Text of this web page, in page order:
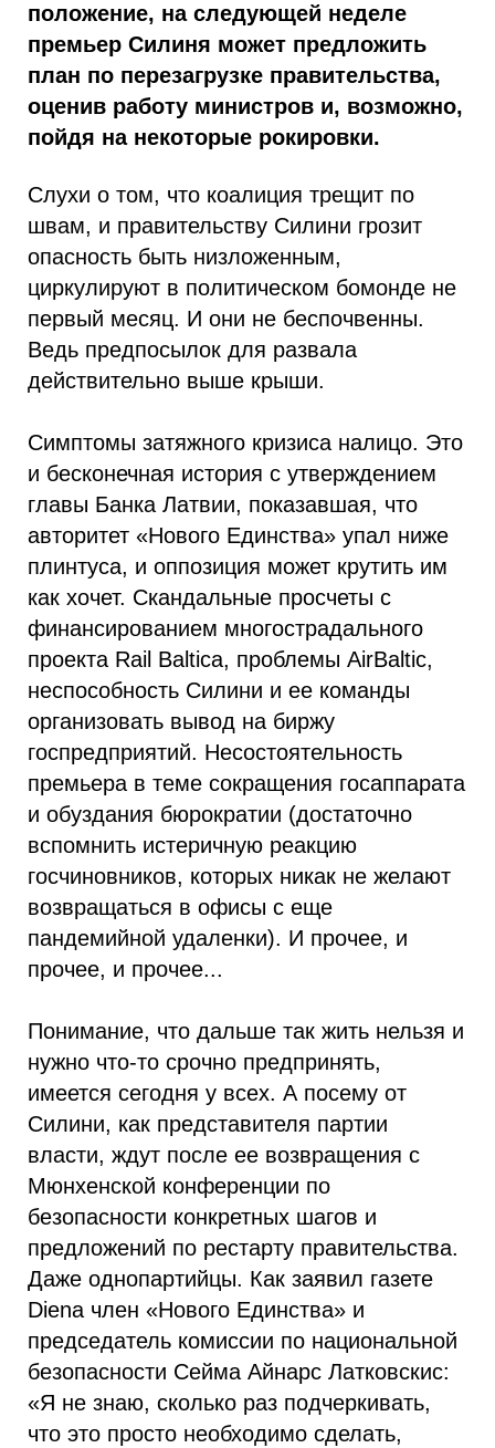
положение, на следующей неделе
премьер Силиня может предложить
план по перезагрузке правительства,
оценив работу министров и, возможно,
пойдя на некоторые рокировки.
Слухи о том, что коалиция трещит по
швам, и правительству Силини грозит
опасность быть низложенным,
циркулируют в политическом бомонде не
первый месяц. И они не беспочвенны.
Ведь предпосылок для развала
действительно выше крыши.
Симптомы затяжного кризиса налицо. Это
и бесконечная история с утверждением
главы Банка Латвии, показавшая, что
авторитет «Нового Единства» упал ниже
плинтуса, и оппозиция может крутить им
как хочет. Скандальные просчеты с
финансированием многострадального
проекта Rail Baltica, проблемы АirBaltic,
неспособность Силини и ее команды
организовать вывод на биржу
госпредприятий. Несостоятельность
премьера в теме сокращения госаппарата
и обуздания бюрократии (достаточно
вспомнить истеричную реакцию
госчиновников, которых никак не желают
возвращаться в офисы с еще
пандемийной удаленки). И прочее, и
прочее, и прочее...
Понимание, что дальше так жить нельзя и
нужно что-то срочно предпринять,
имеется сегодня у всех. А посему от
Силини, как представителя партии
власти, ждут после ее возвращения с
Мюнхенской конференции по
безопасности конкретных шагов и
предложений по рестарту правительства.
Даже однопартийцы. Как заявил газете
Diena член «Нового Единства» и
председатель комиссии по национальной
безопасности Сейма Айнарс Латковскис:
«Я не знаю, сколько раз подчеркивать,
что это просто необходимо сделать,